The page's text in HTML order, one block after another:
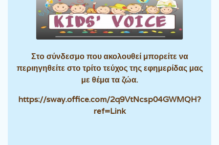
Στο σύνδεσμο που ακολουθεί μπορείτε να
περιηγηθείτε στο τρίτο τεύχος της εφημερίδας μας
με θέμα τα ζώα.
https://sway.office.com/2q9VtNcsp04GWMQH?
ref=Link